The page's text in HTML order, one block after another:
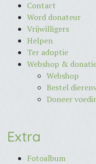
Contact
Word donateur
Vrijwilligers
Helpen
Ter adoptie
Webshop &
Webshop
Bestel
Doneer
Extra
Fotoalbum